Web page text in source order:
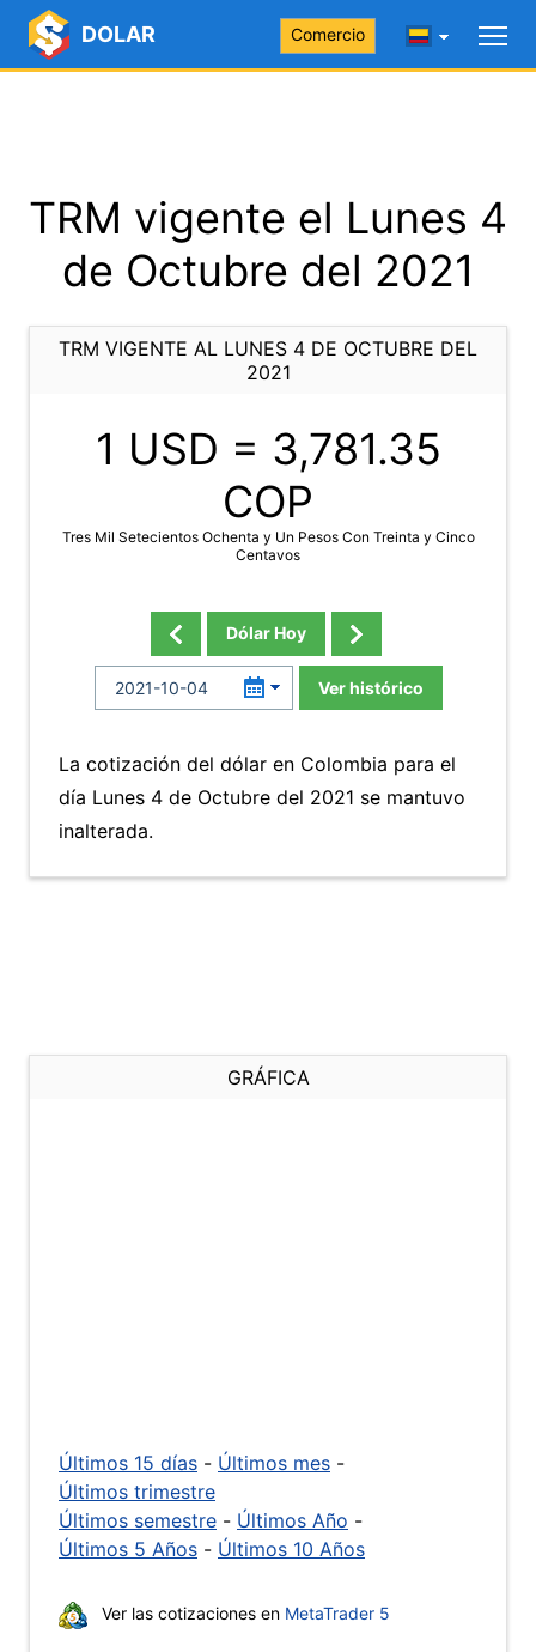
DOLAR Comercio
TRM vigente el Lunes 4
de Octubre del 2021
TRM VIGENTE AL LUNES 4 DE OCTUBRE DEL
2021
1 USD = 3,781.35
COP
Tres Mil Setecientos Ochenta y Un Pesos Con Treinta y Cinco
Centavos
Dólar Hoy
Ver histórico
La cotización del dólar en Colombia para el
día Lunes 4 de Octubre del 2021 se mantuvo
inalterada.
GRÁFICA
Últimos 15 días - Últimos mes -
Últimos trimestre
Últimos semestre - Últimos Año -
Últimos 5 Años - Últimos 10 Años
Ver las cotizaciones en MetaTrader 5